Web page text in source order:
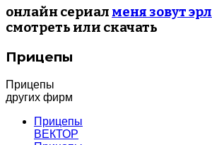
онлайн сериал меня зовут эрл
смотреть или скачать
Прицепы
Прицепы
других фирм
Прицепы
ВЕКТОР